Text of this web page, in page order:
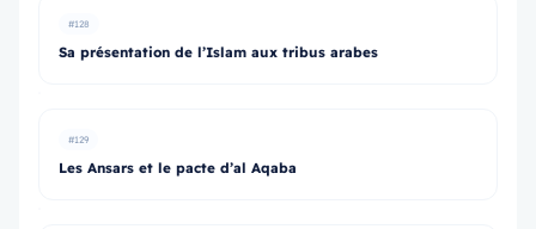
#128
Sa présentation de l’Islam aux tribus arabes
#129
Les Ansars et le pacte d’al Aqaba